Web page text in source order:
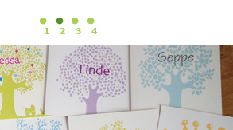
1 2 3 4